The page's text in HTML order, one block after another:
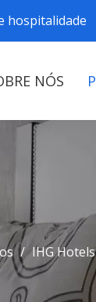
hospitalidade
NÓS
/ IHG